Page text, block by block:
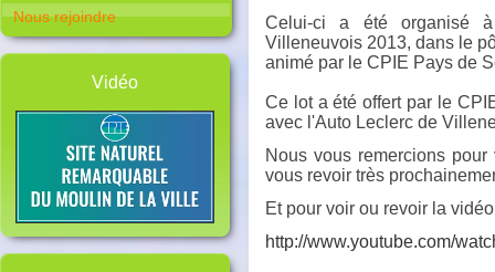
Nous rejoindre
Vidéo
Celui-ci a été organisé
Villeneuvois 2013, dans le
animé par le CPIE Pays de
Ce lot a été offert par le
avec l'Auto Leclerc de
Nous vous remercions
vous revoir très
Et pour voir ou revoir la
http://www.youtube.com/